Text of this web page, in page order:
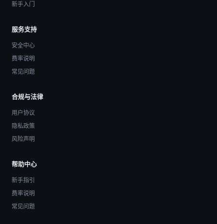
新手入门
服务支持
安全中心
费率说明
常见问题
合规与法律
用户协议
隐私政策
风险声明
帮助中心
新手指引
费率说明
常见问题